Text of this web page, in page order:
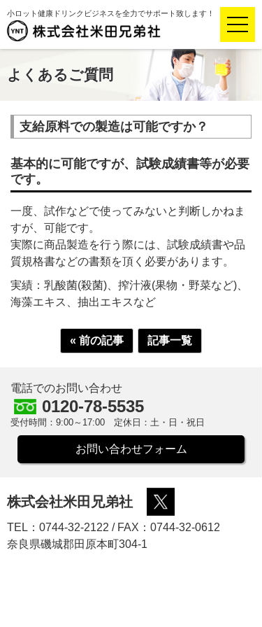
小ロット健康ドリンクビジネスを全力でサポート致します！
よくあるご質問
支給原料での製造は可能ですか？
基本的に可能ですが、試験成績書等が必要
です。
一度、試作などで使ってみないと判断しかねま
すが、可能です。
実際に商品製造を行う際には、試験成績書や品
質規格書などの書類を頂く必要があります。
実績：乳酸菌(殺菌)、搾汁液(果物・野菜など)、
海藻エキス、抽出エキスなど
« 前の記事 記事一覧
電話でのお問い合わせ
0120-78-5535
受付時間：9:00～17:00 定休日：土・日・祝日
お問い合わせフォーム
株式会社米田兄弟社
TEL：0744-32-2122 / FAX：0744-32-0612
奈良県磯城郡田原本町304-1